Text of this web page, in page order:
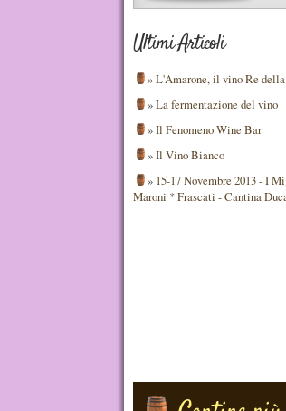
Ultimi Articoli
»L'Amarone, il vino Re
»La fermentazione del vino
»Il Fenomeno Wine Bar
»Il Vino Bianco
» 15-17 Novembre 2013 - I
Maroni * Frascati - Cantina